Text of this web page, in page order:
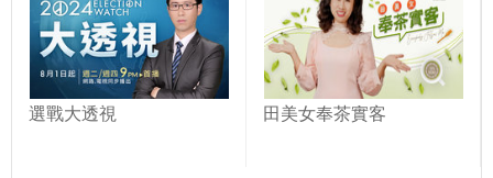
選戰大透視 田美女奉茶實客